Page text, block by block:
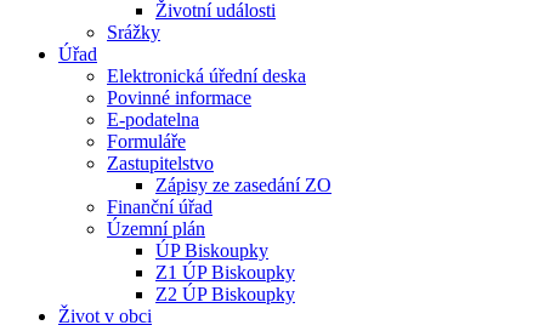
Životní události
Srážky
Úřad
Elektronická úřední deska
Povinné informace
E-podatelna
Formuláře
Zastupitelstvo
Zápisy ze zasedání ZO
Finanční úřad
Územní plán
ÚP Biskoupky
Z1 ÚP Biskoupky
Z2 ÚP Biskoupky
Život v obci